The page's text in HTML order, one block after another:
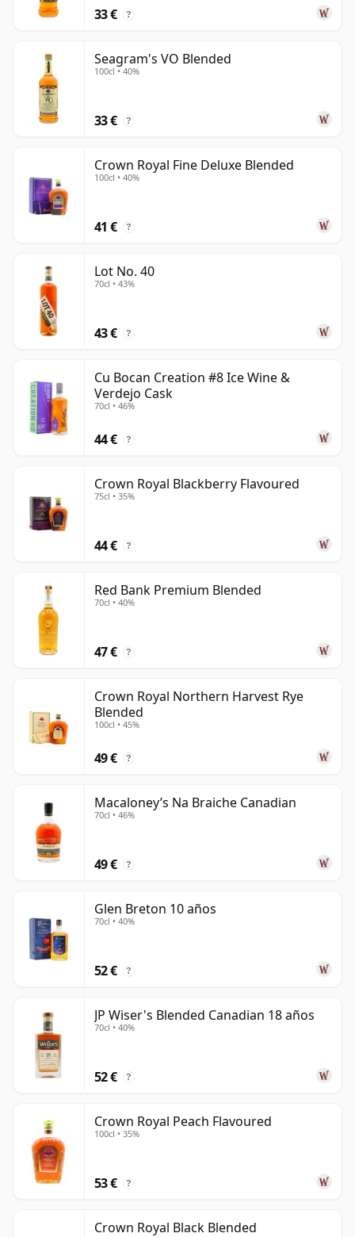
comenzado a lanzar interesantes embotellados de
33 € ?
Seagram's VO Blended
100cl • 40%
33 € ?
Crown Royal Fine Deluxe Blended
100cl • 40%
41 € ?
Lot No. 40
70cl • 43%
43 € ?
Cu Bocan Creation #8 Ice Wine &
Verdejo Cask
70cl • 46%
44 € ?
Crown Royal Blackberry Flavoured
75cl • 35%
44 € ?
Red Bank Premium Blended
70cl • 40%
47 € ?
Crown Royal Northern Harvest Rye
Blended
100cl • 45%
49 € ?
Macaloney’s Na Braiche Canadian
70cl • 46%
49 € ?
Glen Breton 10 años
70cl • 40%
52 € ?
JP Wiser's Blended Canadian 18 años
70cl • 40%
52 € ?
Crown Royal Peach Flavoured
100cl • 35%
53 € ?
Crown Royal Black Blended